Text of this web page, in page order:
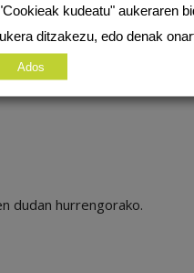
dudan hurrengorako.
kudeatu" aukeraren
ditzakezu, edo denak
Ados